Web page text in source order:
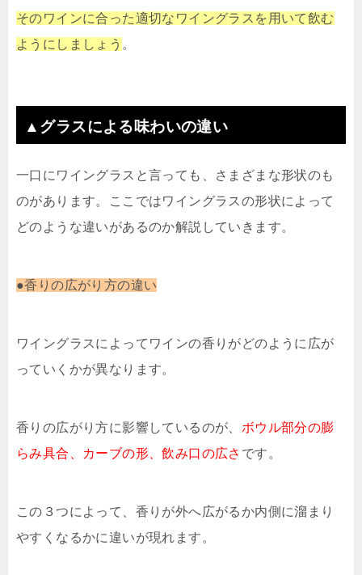
そのワインに合った適切なワイングラスを用いて飲む
ようにしましょう 。
▲グラスによる味わいの違い
一口にワイングラスと言っても、さまざまな形状のも
のがあります。ここではワイングラスの形状によって
どのような違いがあるのか解説していきます。
●香りの広がり方の違い
ワイングラスによってワインの香りがどのように広が
っていくかが異なります。
香りの広がり方に影響しているのが、 ボウル部分の膨
らみ具合、カーブの形、飲み口の広さ です。
この３つによって、香りが外へ広がるか内側に溜まり
やすくなるかに違いが現れます。